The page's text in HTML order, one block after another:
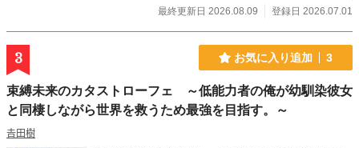
最終更新日 2026.08.09
登録日 2026.07.01
3 お気に入り追加 3
束縛未来のカタストローフェ ～低能力者の俺が幼馴染彼女
と同棲しながら世界を救うため最強を目指す。～
𠮷田樹